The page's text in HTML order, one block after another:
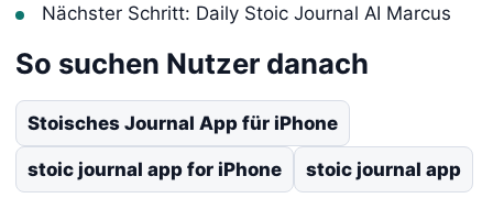
Nächster Schritt: Daily Stoic Journal AI Marcus
So suchen Nutzer danach
Stoisches Journal App für iPhone
stoic journal app for iPhone stoic journal app